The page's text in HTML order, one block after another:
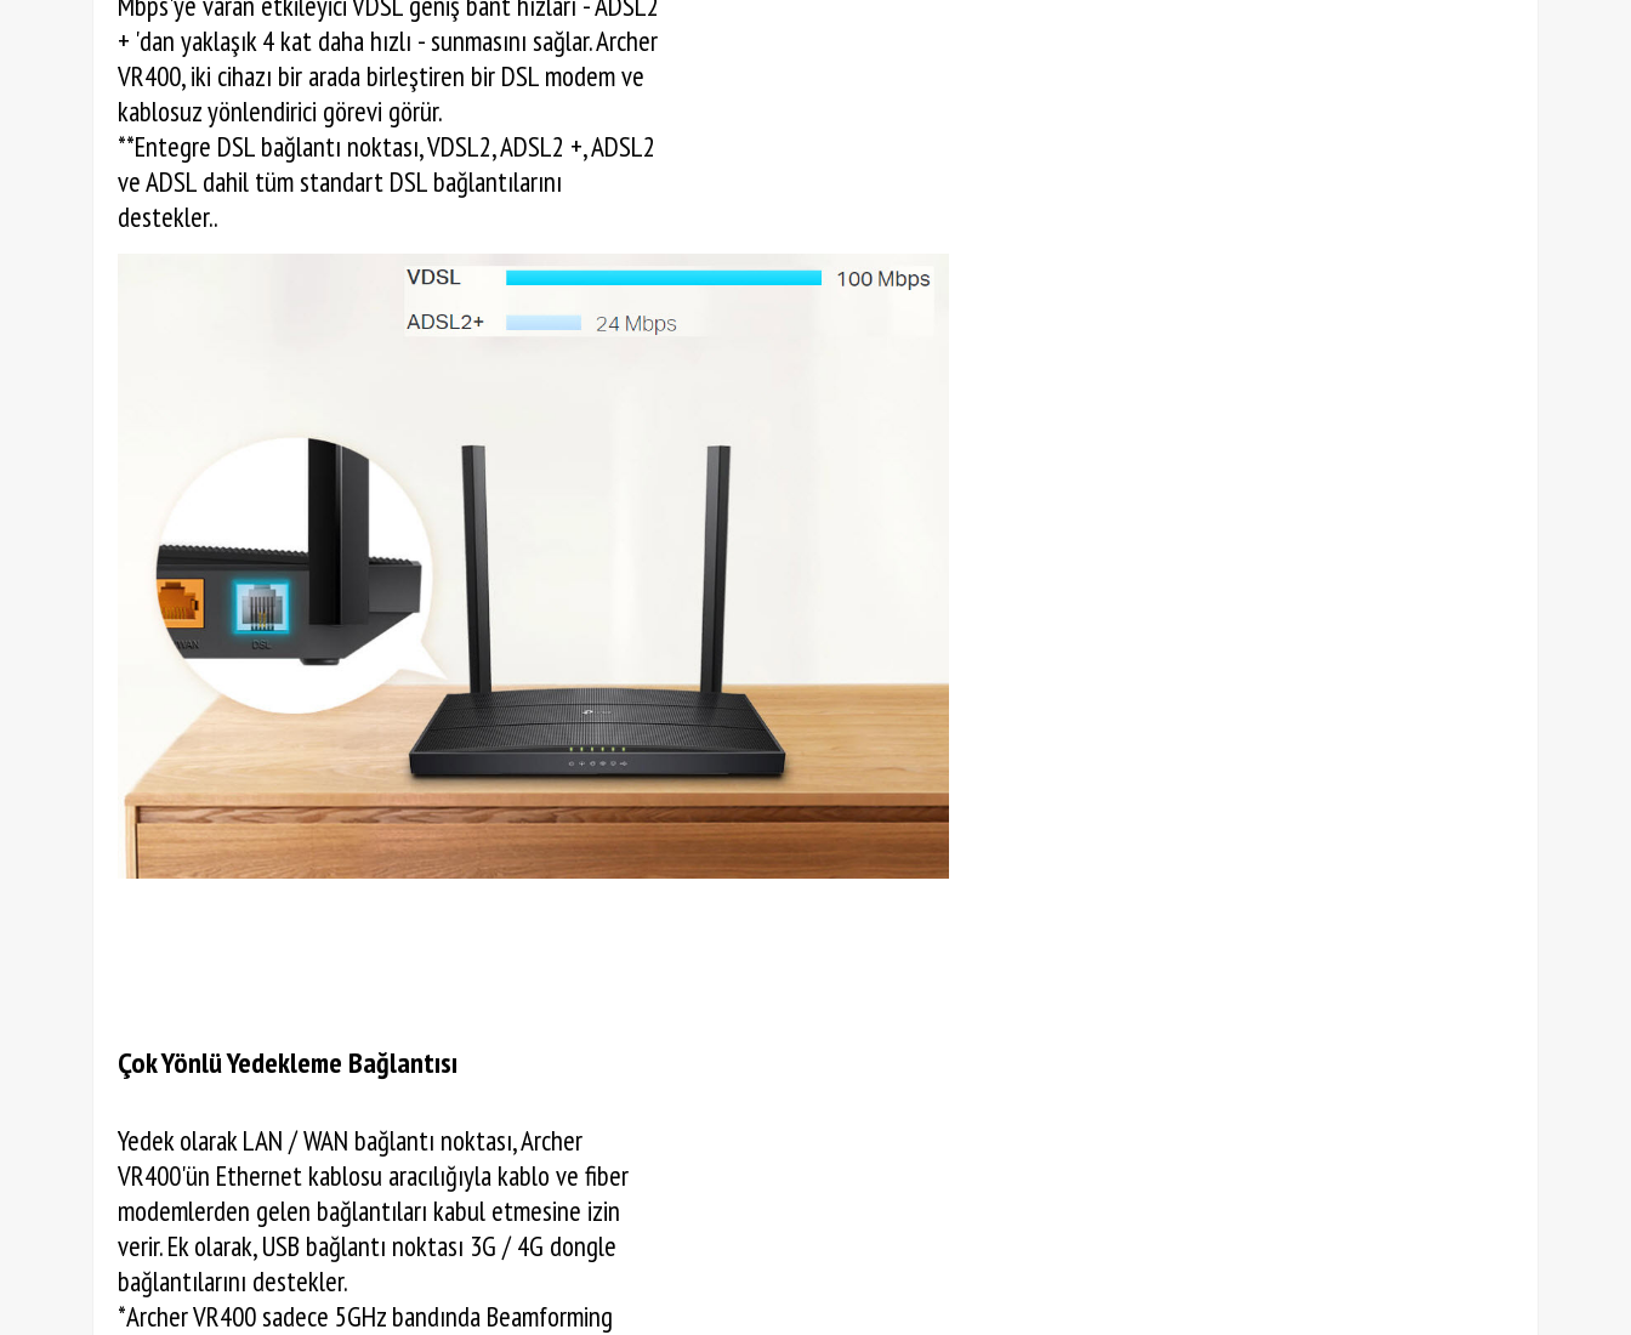
+ 'dan yaklaşık 4 kat daha hızlı - sunmasını sağlar. Archer
VR400, iki cihazı bir arada birleştiren bir DSL modem ve
kablosuz yönlendirici görevi görür.
**Entegre DSL bağlantı noktası, VDSL2, ADSL2 +, ADSL2
ve ADSL dahil tüm standart DSL bağlantılarını
destekler..
Çok Yönlü Yedekleme Bağlantısı
Yedek olarak LAN / WAN bağlantı noktası, Archer
VR400'ün Ethernet kablosu aracılığıyla kablo ve fiber
modemlerden gelen bağlantıları kabul etmesine izin
verir. Ek olarak, USB bağlantı noktası 3G / 4G dongle
bağlantılarını destekler.
*Archer VR400 sadece 5GHz bandında Beamforming